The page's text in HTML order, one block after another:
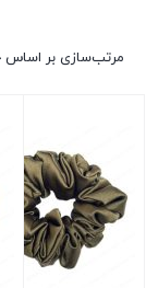
مرتب‌سازی بر اساس